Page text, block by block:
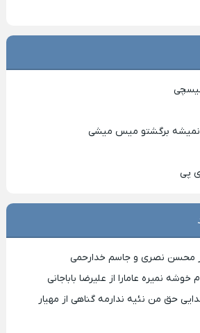
برگشتو میس میشی
پی
از محسن نصری و جاسم خدارحمی
نمیره عامارا از علیرضا باباجانی
حق من نئیه ندارمه گناهی از مهیار